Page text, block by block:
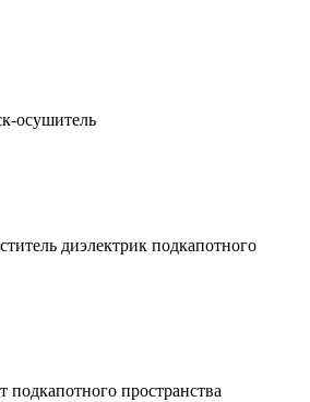
осушитель
диэлектрик подкапотного
подкапотного пространства